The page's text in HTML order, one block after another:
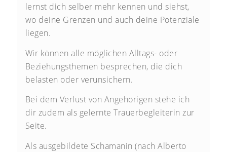
lernst dich selber mehr kennen und siehst,
wo deine Grenzen und auch deine Potenziale
liegen.
Wir können alle möglichen Alltags- oder
Beziehungsthemen besprechen, die dich
belasten oder verunsichern.
Bei dem Verlust von Angehörigen stehe ich
dir zudem als gelernte Trauerbegleiterin zur
Seite.
Als ausgebildete Schamanin (nach Alberto